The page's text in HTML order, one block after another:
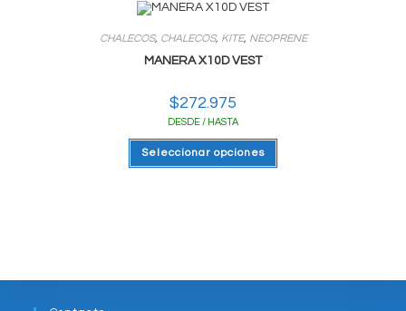
CHALECOS, CHALECOS, KITE, NEOPRENE
MANERA X10D VEST
$272.975
DESDE / HASTA
Seleccionar opciones
tiene
la